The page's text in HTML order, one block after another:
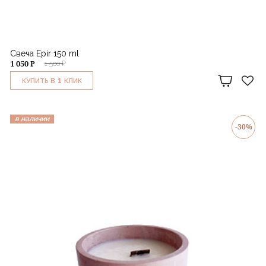
Свеча Epir 150 ml
1 500 ₽
1 050 ₽
КУПИТЬ В 1 КЛИК
в наличии
-30%